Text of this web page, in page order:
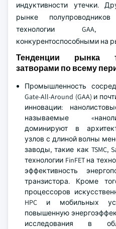
индуктивности утечки.
рынке
технологии GAA,
конкурентоспособными на
Тенденции рынка
затворами по всему
Промышленность
Gate-All-Around (GAA) и
инновации:
называемые
доминируют в
узлов с длиной волны
заводы, такие как TSMC,
технологии FinFET на
эффективность
транзистора. Кроме
процессоров
HPC и мобильных
повышенную
исследования в